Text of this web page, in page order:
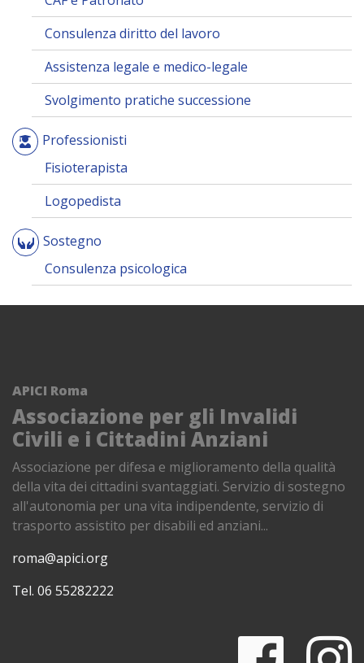
Consulenza diritto del lavoro
Assistenza legale e medico-legale
Svolgimento pratiche successione
Professionisti
Fisioterapista
Logopedista
Sostegno
Consulenza psicologica
APICI Roma
Associazione per gli Invalidi
Civili e i Cittadini Anziani
Associazione per difesa e miglioramento della qualità
della vita dei cittadini svantaggiati. Servizio di sostegno
all'autonomia per una vita indipendente, servizio di
trasporto assistito per disabili ed anziani...
roma@apici.org
Tel. 06 55282222